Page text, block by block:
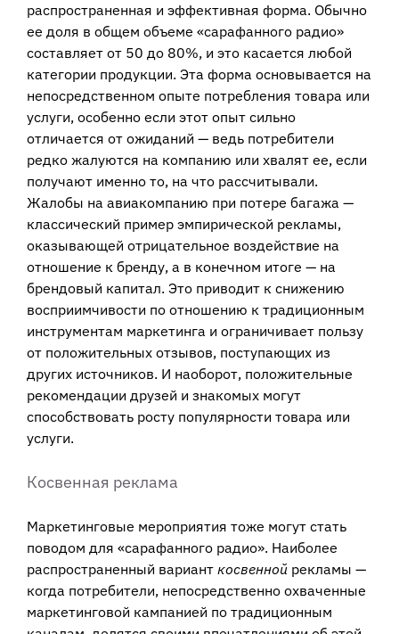
распространенная и эффективная форма. Обычно
ее доля в общем объеме «сарафанного радио»
составляет от 50 до 80%, и это касается любой
категории продукции. Эта форма основывается на
непосредственном опыте потребления товара или
услуги, особенно если этот опыт сильно
отличается от ожиданий — ведь потребители
редко жалуются на компанию или хвалят ее, если
получают именно то, на что рассчитывали.
Жалобы на авиакомпанию при потере багажа —
классический пример эмпирической рекламы,
оказывающей отрицательное воздействие на
отношение к бренду, а в конечном итоге — на
брендовый капитал. Это приводит к снижению
восприимчивости по отношению к традиционным
инструментам маркетинга и ограничивает пользу
от положительных отзывов, поступающих из
других источников. И наоборот, положительные
рекомендации друзей и знакомых могут
способствовать росту популярности товара или
услуги.
Косвенная реклама
Маркетинговые мероприятия тоже могут стать
поводом для «сарафанного радио». Наиболее
распространенный вариант косвенной рекламы —
когда потребители, непосредственно охваченные
маркетинговой кампанией по традиционным